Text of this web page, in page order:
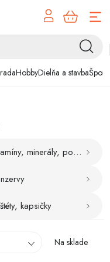
HobbyDielňa a stavba
Vitamíny, minerály, podporné prostriedky
kapsičky
Na sklade